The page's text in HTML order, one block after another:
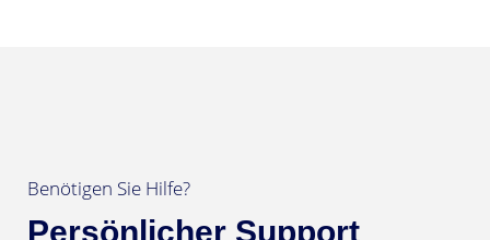
Benötigen Sie Hilfe?
Persönlicher Support